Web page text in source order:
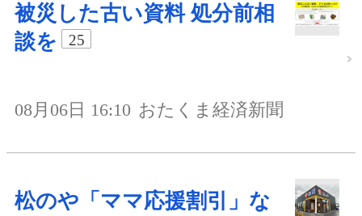
被災した古い資料 処分前相
談を
25
08月06日 16:10 おたくま経済新聞
松のや「ママ応援割引」な